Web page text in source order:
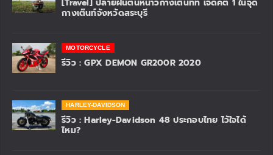
[Travel] ปลายฝนต้นหนาวกางเต็นท์ที่ เจ็ดคต 1 ในจุด
กางเต๊นท์จังหวัดสระบุรี
MOTORCYCLE
รีวิว : GPX DEMON GR200R 2020
HARLEY-DAVIDSON
รีวิว : Harley-Davidson 48 ประกอบไทย ไว้ใจได้
ไหม?